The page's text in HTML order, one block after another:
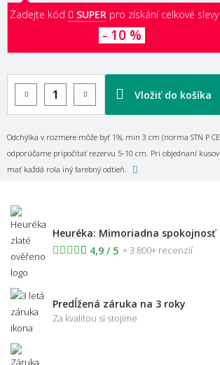
Vložiť do košíka
Zadejte kód SUPER pro získání celkové slevy
- 10 %
Odchýlka v rozmere môže byť 1%, min 3 cm (norma STN P
odporúčame pripočítať rezervu 5-10 cm. Pri objednaní
mať každá rola iný farebný odtieň.
Heuréka: Mimoriadna spokojnosť
4,9 / 5
3 800+ recenzií
Predĺžená záruka na 3 roky
Za kvalitou si stojíme